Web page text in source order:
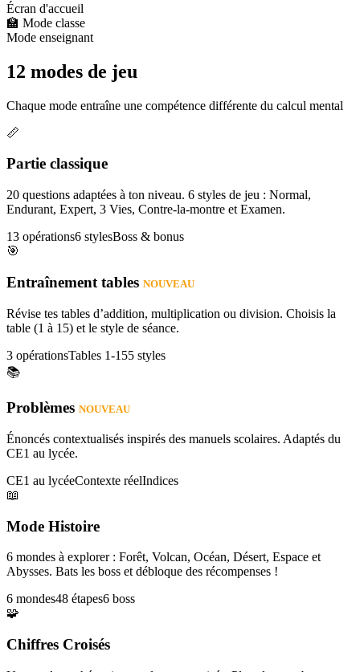
Écran d'accueil
🏫 Mode classe
Mode enseignant
12 modes de jeu
Chaque mode entraîne une compétence différente du calcul mental
📏
Partie classique
20 questions adaptées à ton niveau. 6 styles de jeu : Normal,
Endurant, Expert, 3 Vies, Contre-la-montre et Examen.
13 opérations6 stylesBoss & bonus
🎯
Entraînement tables NOUVEAU
Révise tes tables d’addition, multiplication ou division. Choisis la
table (1 à 15) et le style de séance.
3 opérationsTables 1-155 styles
📚
Problèmes NOUVEAU
Énoncés contextualisés inspirés des manuels scolaires. Adaptés du
CE1 au lycée.
CE1 au lycéeContexte réelIndices
📖
Mode Histoire
6 mondes à explorer : Forêt, Volcan, Océan, Désert, Espace et
Abysses. Bats les boss et débloque des récompenses !
6 mondes48 étapes6 boss
🧩
Chiffres Croisés